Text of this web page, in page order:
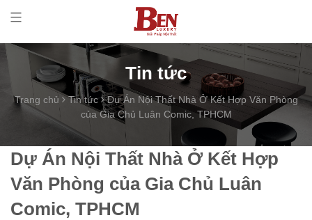
Tin tức
Trang chủ Tin tức
Dự Án Nội Thất Nhà Ở Kết Hợp Văn Phòng
của Gia Chủ Luân Comic, TPHCM
Dự Án Nội Thất Nhà Ở Kết Hợp
Văn Phòng của Gia Chủ Luân
Comic, TPHCM